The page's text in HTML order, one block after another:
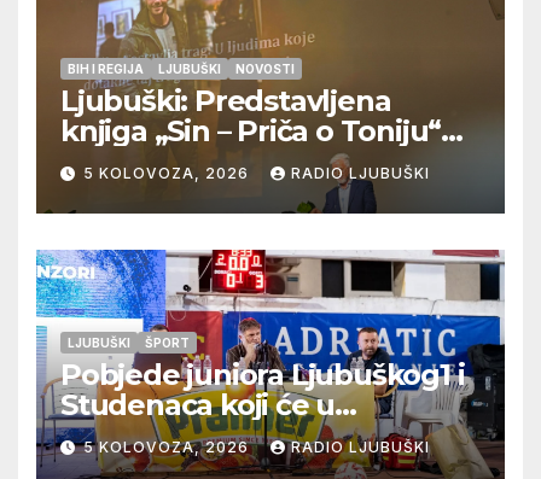
BIH I REGIJA LJUBUŠKI NOVOSTI
Ljubuški: Predstavljena
knjiga „Sin – Priča o Toniju“
dr. sc. Zdenka Hercega
5 KOLOVOZA, 2026 RADIO LJUBUŠKI
LJUBUŠKI ŠPORT
Pobjede juniora Ljubuškog1 i
Studenaca koji će u
međusobnom susretu
odlučiti o prvom mjestu u
5 KOLOVOZA, 2026 RADIO LJUBUŠKI